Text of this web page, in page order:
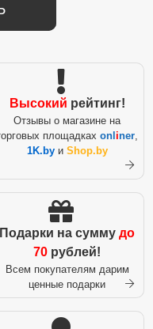
Высокий рейтинг!
Отзывы о магазине на
площадках onl iner,
1K.byи Shop.by
Подарки на сумму до
70 рублей!
Всем покупателям дарим
ценные подарки